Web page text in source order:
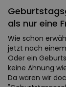
als nur eine
Wie schon
jetzt nach
Oder ein
keine Ahnung
Da wären wir